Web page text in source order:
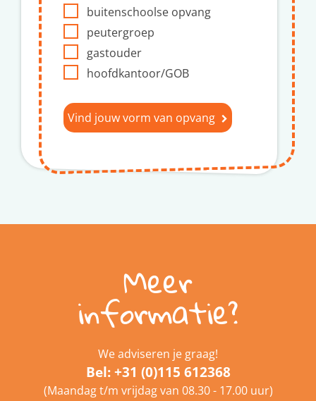
buitenschoolse opvang
peutergroep
gastouder
hoofdkantoor/GOB
Vind jouw vorm van opvang
Meer
informatie?
We adviseren je graag!
Bel:+31 (0)115 612368
(Maandag t/m vrijdag van 08.30 - 17.00 uur)